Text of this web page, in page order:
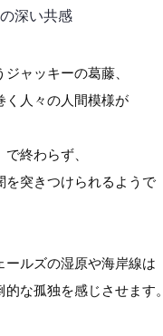
深い共感
ャッキーの葛藤、
く人々の人間模様が
終わらず、
を突きつけられるようで
ールズの湿原や海岸線は
な孤独を感じさせます。